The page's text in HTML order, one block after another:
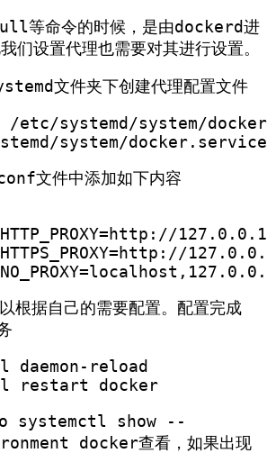
等命令的时候，是由dockerd进
们设置代理也需要对其进行设置。
文件夹下创建代理配置文件
/etc/systemd/system/
system/
文件中添加如下内容
根据自己的需要配置。配置完成
daemon-reload
restart docker
systemctl show --
docker查看，如果出现